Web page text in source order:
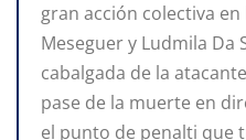
gran acción colectiva
Meseguer y Ludmila Da
cabalgada de la
pase de la muerte en
el punto de penalti que